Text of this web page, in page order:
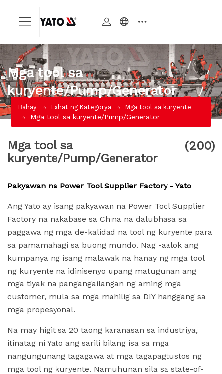
Mga tool sa
kuryente/Pump/Generator
Bahay Lahat ng Kategorya Mga tool sa kuryente
Mga tool sa kuryente/Pump/Generator
Mga tool sa
kuryente/Pump/Generator
(200)
Pakyawan na Power Tool Supplier Factory - Yato
Ang Yato ay isang pakyawan na Power Tool Supplier
Factory na nakabase sa China na dalubhasa sa
paggawa ng mga de-kalidad na tool ng kuryente para
sa pamamahagi sa buong mundo. Nag -aalok ang
kumpanya ng isang malawak na hanay ng mga tool
ng kuryente na idinisenyo upang matugunan ang
mga tiyak na pangangailangan ng aming mga
customer, mula sa mga mahilig sa DIY hanggang sa
mga propesyonal.
Na may higit sa 20 taong karanasan sa industriya,
itinatag ni Yato ang sarili bilang isa sa mga
nangungunang tagagawa at mga tagapagtustos ng
mga tool ng kuryente. Namuhunan sila sa state-of-